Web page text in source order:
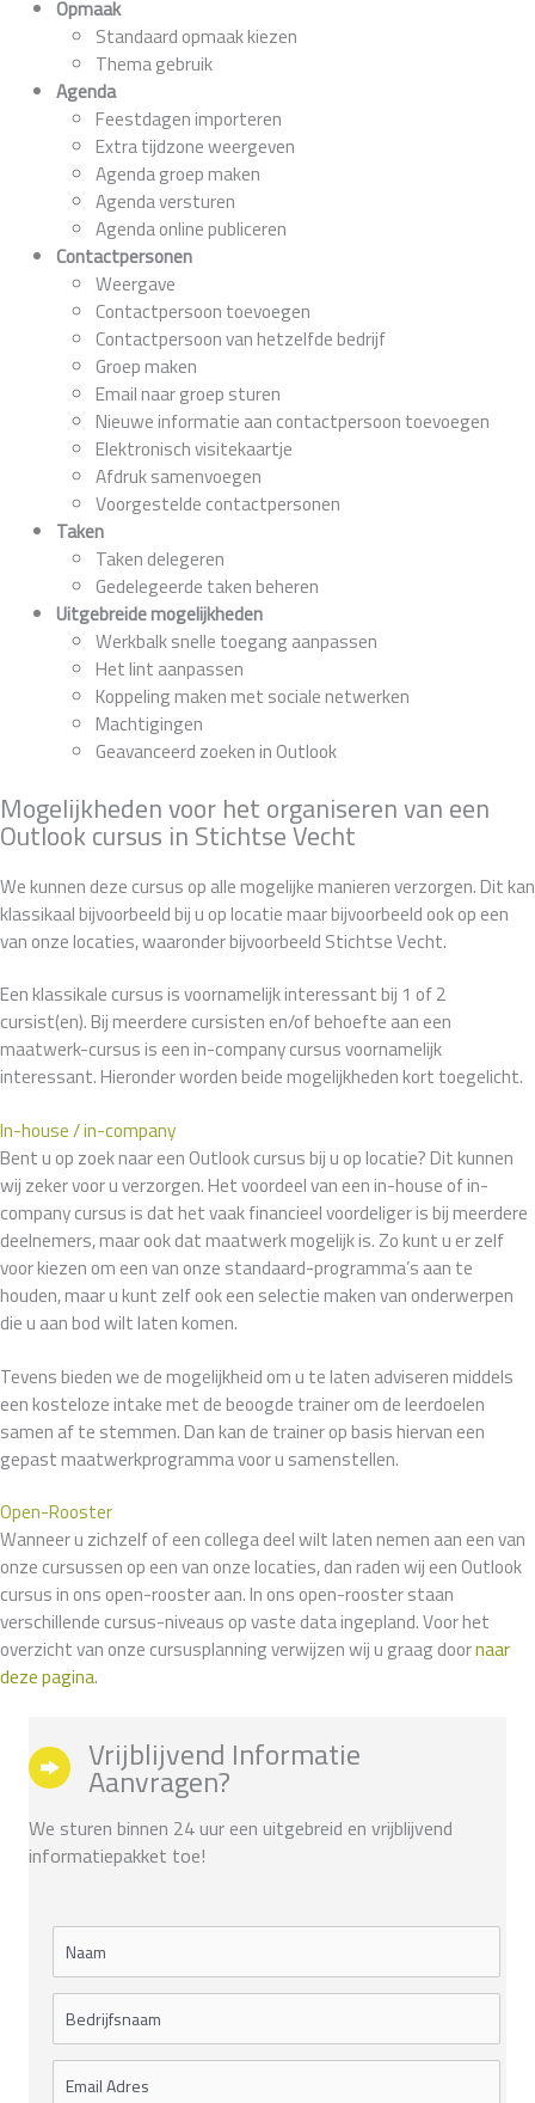
Opmaak
Standaard opmaak kiezen
Thema gebruik
Agenda
Feestdagen importeren
Extra tijdzone weergeven
Agenda groep maken
Agenda versturen
Agenda online publiceren
Contactpersonen
Weergave
Contactpersoon toevoegen
Contactpersoon van hetzelfde bedrijf
Groep maken
Email naar groep sturen
Nieuwe informatie aan contactpersoon toevoegen
Elektronisch visitekaartje
Afdruk samenvoegen
Voorgestelde contactpersonen
Taken
Taken delegeren
Gedelegeerde taken beheren
Uitgebreide mogelijkheden
Werkbalk snelle toegang aanpassen
Het lint aanpassen
Koppeling maken met sociale netwerken
Machtigingen
Geavanceerd zoeken in Outlook
Mogelijkheden voor het organiseren van een
Outlook cursus in Stichtse Vecht
We kunnen deze cursus op alle mogelijke manieren verzorgen. Dit kan
klassikaal bijvoorbeeld bij u op locatie maar bijvoorbeeld ook op een
van onze locaties, waaronder bijvoorbeeld Stichtse Vecht.
Een klassikale cursus is voornamelijk interessant bij 1 of 2
cursist(en). Bij meerdere cursisten en/of behoefte aan een
maatwerk-cursus is een in-company cursus voornamelijk
interessant. Hieronder worden beide mogelijkheden kort toegelicht.
In-house / in-company
Bent u op zoek naar een Outlook cursus bij u op locatie? Dit kunnen
wij zeker voor u verzorgen. Het voordeel van een in-house of in-
company cursus is dat het vaak financieel voordeliger is bij meerdere
deelnemers, maar ook dat maatwerk mogelijk is. Zo kunt u er zelf
voor kiezen om een van onze standaard-programma’s aan te
houden, maar u kunt zelf ook een selectie maken van onderwerpen
die u aan bod wilt laten komen.
Tevens bieden we de mogelijkheid om u te laten adviseren middels
een kosteloze intake met de beoogde trainer om de leerdoelen
samen af te stemmen. Dan kan de trainer op basis hiervan een
gepast maatwerkprogramma voor u samenstellen.
Open-Rooster
Wanneer u zichzelf of een collega deel wilt laten nemen aan een van
onze cursussen op een van onze locaties, dan raden wij een Outlook
cursus in ons open-rooster aan. In ons open-rooster staan
verschillende cursus-niveaus op vaste data ingepland. Voor het
overzicht van onze cursusplanning verwijzen wij u graag doornaar
deze pagina.
Vrijblijvend Informatie
Aanvragen?
We sturen binnen 24 uur een uitgebreid en vrijblijvend
informatiepakket toe!